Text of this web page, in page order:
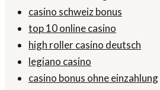
casino schweiz bonus
top 10 online casino
high roller casino deutsch
legiano casino
casino bonus ohne einzahlung